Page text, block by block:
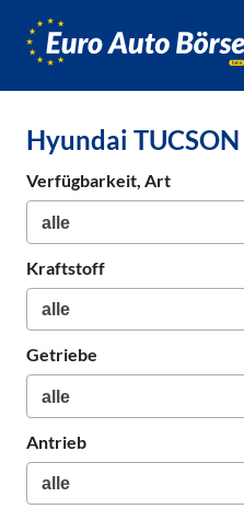
Hyundai TUCSON
Verfügbarkeit, Art
Kraftstoff
Getriebe
Antrieb